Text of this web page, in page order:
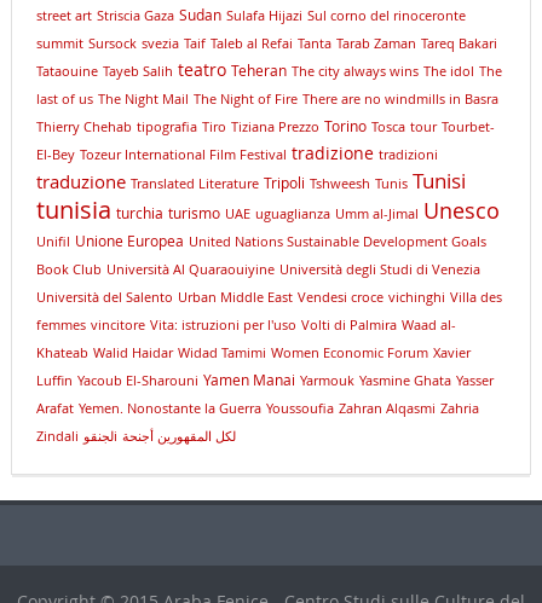
street art Striscia Gaza Sudan Sulafa Hijazi Sul corno del rinoceronte
summit Sursock svezia Taif Taleb al Refai Tanta Tarab Zaman Tareq Bakari
Tataouine Tayeb Salih teatro Teheran The city always wins The idol The
last of us The Night Mail The Night of Fire There are no windmills in Basra
Thierry Chehab tipografia Tiro Tiziana Prezzo Torino Tosca tour Tourbet-
El-Bey Tozeur International Film Festival tradizione tradizioni
traduzione Translated Literature Tripoli Tshweesh Tunis Tunisi
tunisia turchia turismo UAE uguaglianza Umm al-Jimal Unesco
Unifil Unione Europea United Nations Sustainable Development Goals
Book Club Università Al Quaraouiyine Università degli Studi di Venezia
Università del Salento Urban Middle East Vendesi croce vichinghi Villa des
femmes vincitore Vita: istruzioni per l'uso Volti di Palmira Waad al-
Khateab Walid Haidar Widad Tamimi Women Economic Forum Xavier
Luffin Yacoub El-Sharouni Yamen Manai Yarmouk Yasmine Ghata Yasser
Arafat Yemen. Nonostante la Guerra Youssoufia Zahran Alqasmi Zahria
Zindali
لجنقوi لكل المقهورين أجنحة